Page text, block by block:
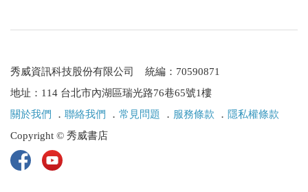
秀威資訊科技股份有限公司 統編：70590871
地址：114 台北市內湖區瑞光路76巷65號1樓
關於我們
． 聯絡我們 ． 常見問題 ． 服務條款 ． 隱私權條款
Copyright © 秀威書店